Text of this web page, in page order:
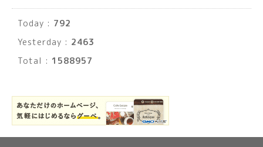
Today : 792
Yesterday : 2463
Total : 1588957